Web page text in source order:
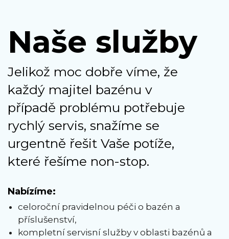
Naše služby
Jelikož moc dobře víme, že
každý majitel bazénu v
případě problému potřebuje
rychlý servis, snažíme se
urgentně řešit Vaše potíže,
které řešíme non-stop.
Nabízíme:
celoroční pravidelnou péči o bazén a
příslušenství,
kompletní servisní služby v oblasti bazénů a